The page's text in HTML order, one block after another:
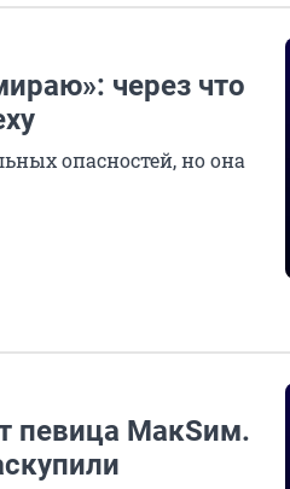
через что
опасностей, но она
певица МакSим.